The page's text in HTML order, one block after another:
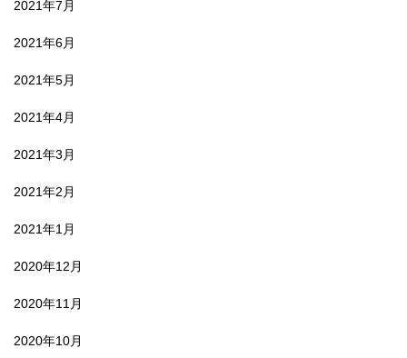
2021年7月
2021年6月
2021年5月
2021年4月
2021年3月
2021年2月
2021年1月
2020年12月
2020年11月
2020年10月